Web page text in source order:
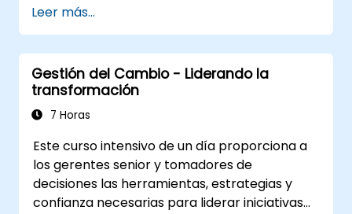
Construir un Plan de Cambio adecuado
para su área de la empresa.
Leer más...
Gestión del Cambio - Liderando la
transformación
7 Horas
Este curso intensivo de un día proporciona a
los gerentes senior y tomadores de
decisiones las herramientas, estrategias y
confianza necesarias para liderar iniciativas